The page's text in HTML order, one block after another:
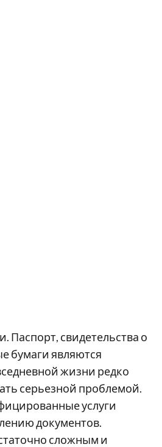
Паспорт, свидетельства о
бумаги являются
жизни редко
серьезной проблемой.
услуги
документов.
сложным и